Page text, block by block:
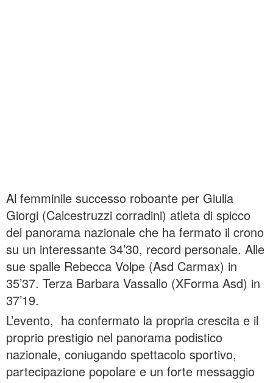
Al femminile successo roboante per Giulia
Giorgi (Calcestruzzi corradini) atleta di spicco
del panorama nazionale che ha fermato il crono
su un interessante 34’30, record personale. Alle
sue spalle Rebecca Volpe (Asd Carmax) in
35’37. Terza Barbara Vassallo (XForma Asd) in
37’19.
L’evento, ha confermato la propria crescita e il
proprio prestigio nel panorama podistico
nazionale, coniugando spettacolo sportivo,
partecipazione popolare e un forte messaggio